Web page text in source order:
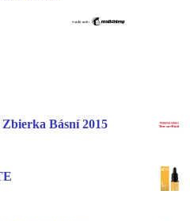
Básní 2015